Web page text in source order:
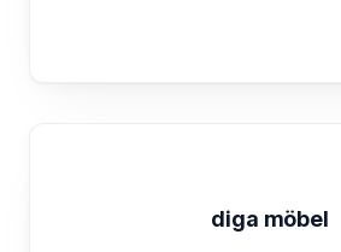
diga möbel